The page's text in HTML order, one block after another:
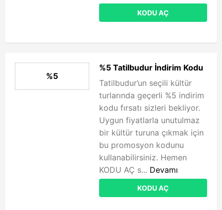
KODU AÇ
%5
%5 Tatilbudur İndirim Kodu
Tatilbudur’un seçili kültür
turlarında geçerli %5 indirim
kodu fırsatı sizleri bekliyor.
Uygun fiyatlarla unutulmaz
bir kültür turuna çıkmak için
bu promosyon kodunu
kullanabilirsiniz. Hemen
KODU AÇ s... Devamı
KODU AÇ